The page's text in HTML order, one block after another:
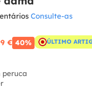
Consulte-as
€ 40% ÚLTIMO